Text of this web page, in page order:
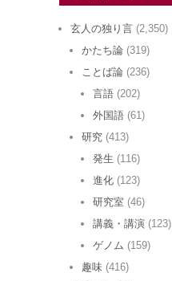
玄人の独り言 (2,350)
かたち論 (319)
ことば論 (236)
言語 (202)
外国語 (61)
研究 (413)
発生 (116)
進化 (123)
研究室 (46)
講義・講演 (123)
ゲノム (159)
趣味 (416)